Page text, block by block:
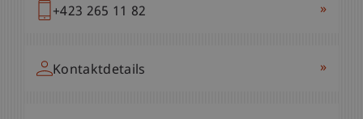
+423 265 11 82 »
Kontaktdetails »